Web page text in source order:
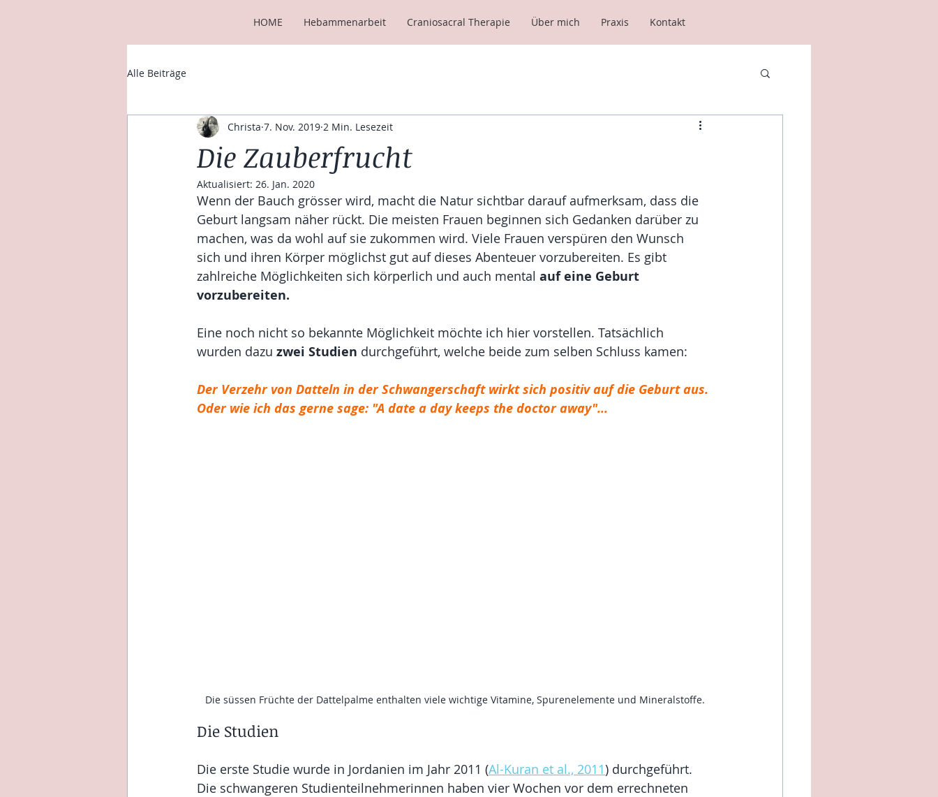
HOME Hebammenarbeit Craniosacral Therapie Über mich Praxis Kontakt
Alle Beiträge
Die Zauberfrucht
Christa 7. Nov. 2019 2 Min. Lesezeit
Aktualisiert: 26. Jan. 2020
Wenn der Bauch grösser wird, macht die Natur sichtbar darauf aufmerksam, dass die
Geburt langsam näher rückt. Die meisten Frauen beginnen sich Gedanken darüber zu
machen, was da wohl auf sie zukommen wird. Viele Frauen verspüren den Wunsch
sich und ihren Körper möglichst gut auf dieses Abenteuer vorzubereiten. Es gibt
zahlreiche Möglichkeiten sich körperlich und auch mental auf eine Geburt
vorzubereiten.
Eine noch nicht so bekannte Möglichkeit möchte ich hier vorstellen. Tatsächlich
wurden dazu zwei Studien durchgeführt, welche beide zum selben Schluss kamen:
Der Verzehr von Datteln in der Schwangerschaft wirkt sich positiv auf die Geburt aus.
Oder wie ich das gerne sage: "A date a day keeps the doctor away"...
Die süssen Früchte der Dattelpalme enthalten viele wichtige Vitamine, Spurenelemente und Mineralstoffe.
Die Studien
Die erste Studie wurde in Jordanien im Jahr 2011 (Al-Kuran et al., 2011) durchgeführt.
Die schwangeren Studienteilnehmerinnen haben vier Wochen vor dem errechneten